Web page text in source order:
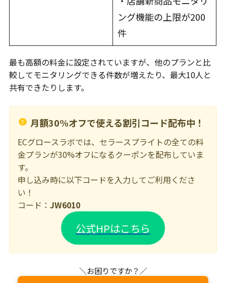
ング機能の上限が200
件
最も高額の料金に設定されていますが、他のプランと比
較してモニタリングできる件数が増えたり、最大10人と
共有できたりします。
月額30%オフで使える割引コード配布中！
ECグロースラボでは、セラースプライトの全ての料
金プランが30%オフになるクーポンを配布していま
す。
申し込み時に以下コードを入力してご利用くださ
い！
コード：JW6010
公式HPはこちら
＼お困りですか？／